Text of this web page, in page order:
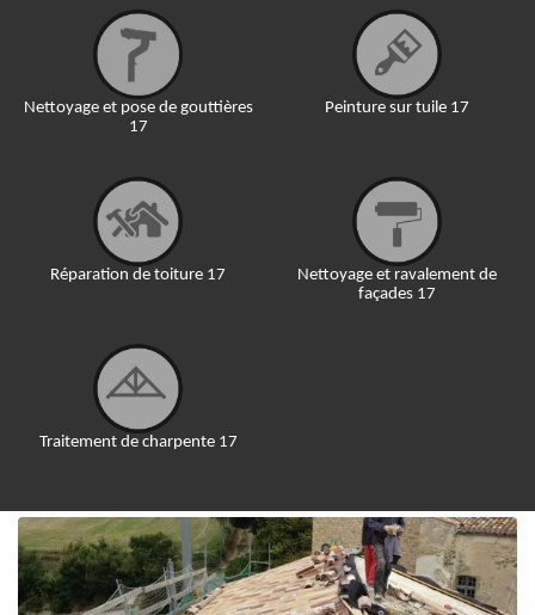
Nettoyage et pose de gouttières
17
Réparation de toiture 17
Traitement de charpente 17
Peinture sur tuile 17
Nettoyage et ravalement de
façades 17